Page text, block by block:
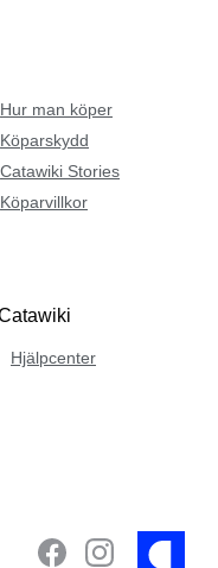
Hur man köper
Köparskydd
Catawiki Stories
Köparvillkor
Hjälpcenter